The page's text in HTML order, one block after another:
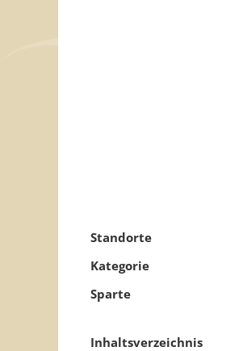
Standorte
Kategorie
Sparte
Inhaltsverzeichnis